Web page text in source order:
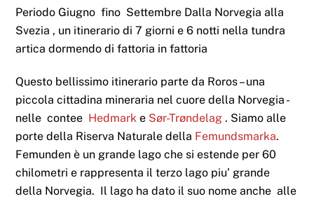
Periodo Giugno fino Settembre Dalla Norvegia alla
Svezia , un itinerario di 7 giorni e 6 notti nella tundra
artica dormendo di fattoria in fattoria
Questo bellissimo itinerario parte da Roros – una
piccola cittadina mineraria nel cuore della Norvegia -
nelle contee Hedmark e Sør-Trøndelag . Siamo alle
porte della Riserva Naturale della Femundsmarka.
Femunden è un grande lago che si estende per 60
chilometri e rappresenta il terzo lago piu’ grande
della Norvegia. Il lago ha dato il suo nome anche alle